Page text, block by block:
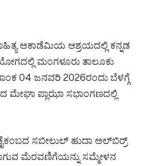
ಅಕಾಡೆಮಿಯ ಆಶ್ರಯದಲ್ಲಿ ಕನ್ನಡ
ಮಂಗಳೂರು ತಾಲೂಕು
04 ಜನವರಿ 2026ರಂದು ಬೆಳಗ್ಗೆ
ಮೇಘಾ ಪ್ಲಾಝಾ ಸಭಾಂಗಣದಲ್ಲಿ
ಕೈಕಂಬದ ಸಬೀಲುಲ್ ಹುದಾ ಅಲ್‌ಬಿರ್ರ್
ಮೆರವಣಿಗೆಯನ್ನು ಸಮ್ಮೇಳನ